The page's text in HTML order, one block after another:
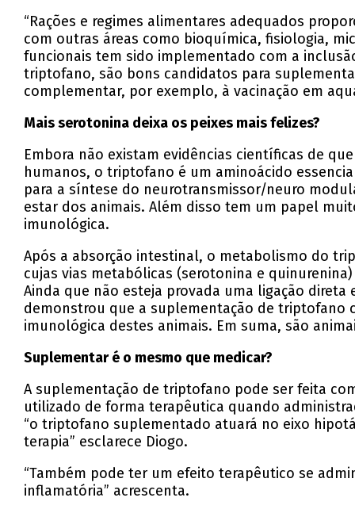
“Rações e regimes alimentares adequados
com outras áreas como bioquímica, fisiologia,
funcionais tem sido implementado com a
triptofano, são bons candidatos para
complementar, por exemplo, à vacinação em
Mais serotonina deixa os peixes mais felizes?
Embora não existam evidências científicas de
humanos, o triptofano é um aminoácido
para a síntese do neurotransmissor/neuro
estar dos animais. Além disso tem um papel
imunológica.
Após a absorção intestinal, o metabolismo do
cujas vias metabólicas (serotonina e
Ainda que não esteja provada uma ligação
demonstrou que a suplementação de triptofano
imunológica destes animais. Em suma, são
Suplementar é o mesmo que medicar?
A suplementação de triptofano pode ser feita
utilizado de forma terapêutica quando
“o triptofano suplementado atuará no eixo
terapia” esclarece Diogo.
“Também pode ter um efeito terapêutico se
inflamatória” acrescenta.